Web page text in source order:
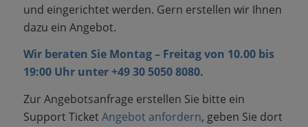
und eingerichtet werden. Gern erstellen wir Ihnen
dazu ein Angebot.
Wir beraten Sie Montag – Freitag von 10.00 bis
19:00 Uhr unter +49 30 5050 8080.
Zur Angebotsanfrage erstellen Sie bitte ein
Support TicketAngebot anfordern, geben Sie dort